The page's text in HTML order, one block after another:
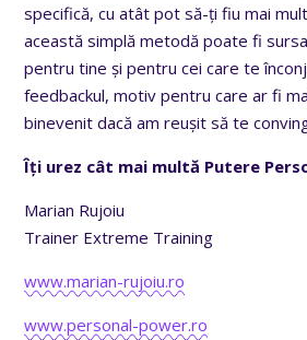
specifică, cu atât pot să-ți fiu mai
această simplă metodă poate fi
pentru tine și pentru cei care te
feedbackul, motiv pentru care ar fi
binevenit dacă am reușit să te
Îți urez cât mai multă Putere
Marian Rujoiu
Trainer Extreme Training
www.marian-rujoiu.ro
www.personal-power.ro